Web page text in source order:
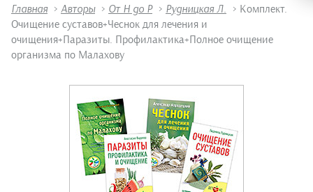
Главная > Авторы > От Н до Р > Рудницкая Л. > Комплект.
Очищение суставов+Чеснок для лечения и
очищения+Паразиты. Профилактика+Полное очищение
организма по Малахову